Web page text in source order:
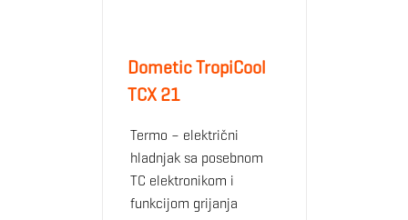
Dometic TropiCool
TCX 21
Termo – električni
hladnjak sa posebnom
TC elektronikom i
funkcijom grijanja